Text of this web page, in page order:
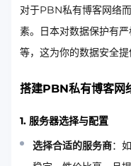
对于PBN私有博客网络
素。日本对数据保护有
等，这为你的数据安全提
搭建PBN私有博客网
1. 服务器选择与配置
选择合适的服务商：